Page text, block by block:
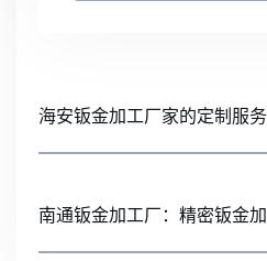
海安钣金加工厂家的定制服务
南通钣金加工厂：精密钣金